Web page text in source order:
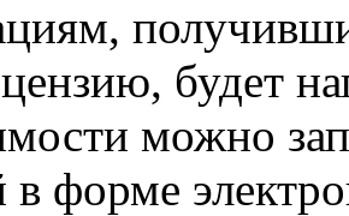
будет
можно
в форме